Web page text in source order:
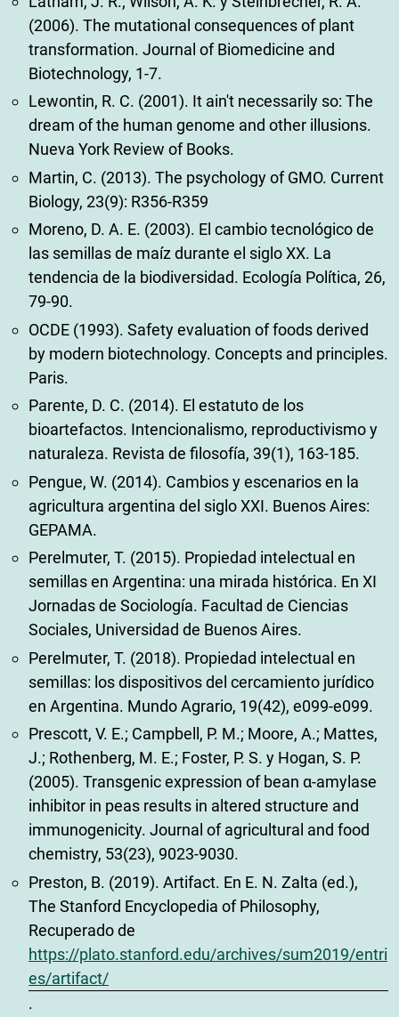
(2006). The mutational consequences of plant
transformation. Journal of Biomedicine and
Biotechnology, 1-7.
Lewontin, R. C. (2001). It ain't necessarily so: The
dream of the human genome and other illusions.
Nueva York Review of Books.
Martin, C. (2013). The psychology of GMO. Current
Biology, 23(9): R356-R359
Moreno, D. A. E. (2003). El cambio tecnológico de
las semillas de maíz durante el siglo XX. La
tendencia de la biodiversidad. Ecología Política, 26,
79-90.
OCDE (1993). Safety evaluation of foods derived
by modern biotechnology. Concepts and principles.
Paris.
Parente, D. C. (2014). El estatuto de los
bioartefactos. Intencionalismo, reproductivismo y
naturaleza. Revista de filosofía, 39(1), 163-185.
Pengue, W. (2014). Cambios y escenarios en la
agricultura argentina del siglo XXI. Buenos Aires:
GEPAMA.
Perelmuter, T. (2015). Propiedad intelectual en
semillas en Argentina: una mirada histórica. En XI
Jornadas de Sociología. Facultad de Ciencias
Sociales, Universidad de Buenos Aires.
Perelmuter, T. (2018). Propiedad intelectual en
semillas: los dispositivos del cercamiento jurídico
en Argentina. Mundo Agrario, 19(42), e099-e099.
Prescott, V. E.; Campbell, P. M.; Moore, A.; Mattes,
J.; Rothenberg, M. E.; Foster, P. S. y Hogan, S. P.
(2005). Transgenic expression of bean α-amylase
inhibitor in peas results in altered structure and
immunogenicity. Journal of agricultural and food
chemistry, 53(23), 9023-9030.
Preston, B. (2019). Artifact. En E. N. Zalta (ed.),
The Stanford Encyclopedia of Philosophy,
Recuperado de
https://plato.stanford.edu/archives/sum2019/entri
es/artifact/
.